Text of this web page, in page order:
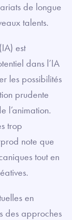
de longue
talents.
est
dans l’IA
les possibilités
prudente
l’animation.
trop
note que
tout en
en
des approches